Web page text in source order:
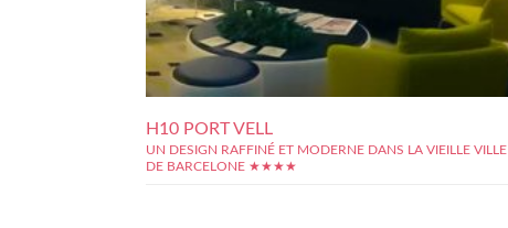
H10 PORT VELL
UN DESIGN RAFFINÉ ET MODERNE DANS LA VIEILLE VILLE
DE BARCELONE ★★★★